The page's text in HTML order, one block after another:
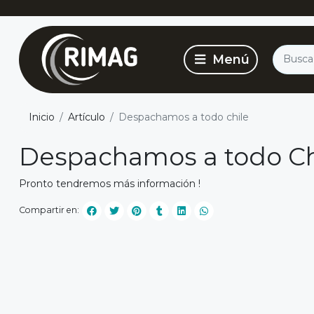
Inicio Artículo Despachamos a todo chile
Despachamos a todo
Pronto tendremos más información !
Compartir en: